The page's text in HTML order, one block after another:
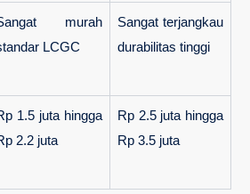
murah
LCGC
Sangat terjangkau
durabilitas tinggi
1.5 juta hingga
2.2 juta
Rp 2.5 juta hingga
Rp 3.5 juta